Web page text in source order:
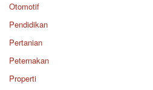
Otomotif
Pendidikan
Pertanian
Peternakan
Properti